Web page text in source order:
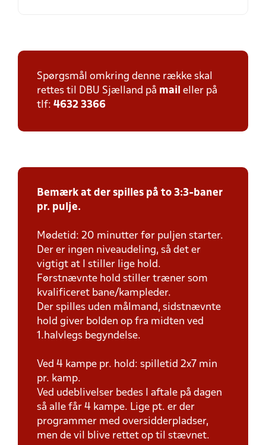
Spørgsmål omkring denne række skal
rettes til DBU Sjælland på mail eller på
tlf: 4632 3366
Bemærk at der spilles på to 3:3-baner
pr. pulje.
Mødetid: 20 minutter før puljen starter.
Der er ingen niveaudeling, så det er
vigtigt at I stiller lige hold.
Førstnævnte hold stiller træner som
kvalificeret bane/kampleder.
Der spilles uden målmand, sidstnævnte
hold giver bolden op fra midten ved
1.halvlegs begyndelse.
Ved 4 kampe pr. hold: spilletid 2x7 min
pr. kamp.
Ved udeblivelser bedes I aftale på dagen
så alle får 4 kampe. Lige pt. er der
programmer med oversidderpladser,
men de vil blive rettet op til stævnet.